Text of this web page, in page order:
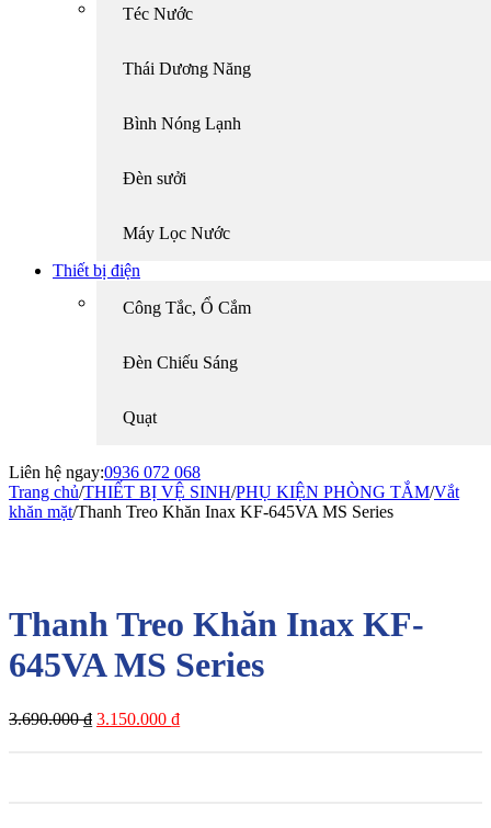
Téc Nước
Thái Dương Năng
Bình Nóng Lạnh
Đèn sưởi
Máy Lọc Nước
Thiết bị điện
Công Tắc, Ổ Cắm
Đèn Chiếu Sáng
Quạt
Liên hệ ngay:0936 072 068
Trang chủ/THIẾT BỊ VỆ SINH/PHỤ KIỆN PHÒNG TẮM/Vắt
khăn mặt/Thanh Treo Khăn Inax KF-645VA MS Series
Thanh Treo Khăn Inax KF-
645VA MS Series
3.690.000₫ Giá
3.150.000 ₫Giá